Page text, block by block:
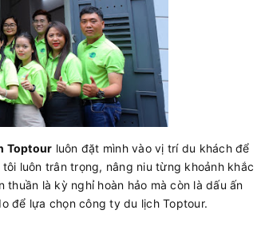
Toptour luôn đặt mình vào vị trí du khách để
luôn trân trọng, nâng niu từng khoảnh khắc
là kỳ nghỉ hoàn hảo mà còn là dấu ấn
để lựa chọn công ty du lịch Toptour.